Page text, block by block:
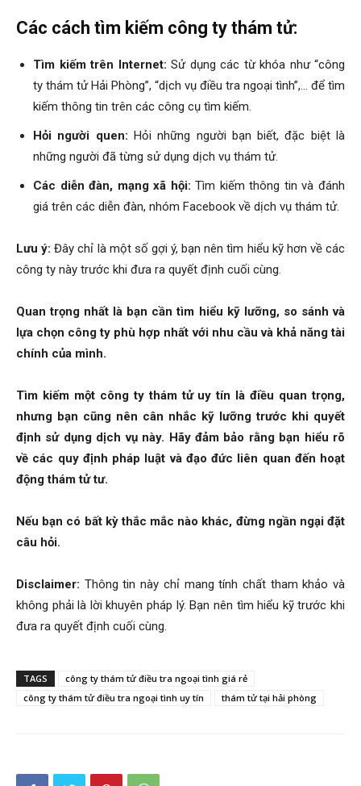
phòng,
thám
phòng,
thám
Các cách tìm kiếm công ty thám tử:
Tìm kiếm trên Internet: Sử dụng các từ khóa như “công
ty thám tử Hải Phòng”, “dịch vụ điều tra ngoại tình”,… để tìm
kiếm thông tin trên các công cụ tìm kiếm.
Hỏi người quen: Hỏi những người bạn biết, đặc biệt là
những người đã từng sử dụng dịch vụ thám tử.
Các diễn đàn, mạng xã hội: Tìm kiếm thông tin và đánh
giá trên các diễn đàn, nhóm Facebook về dịch vụ thám tử.
Lưu ý: Đây chỉ là một số gợi ý, bạn nên tìm hiểu kỹ hơn về các
công ty này trước khi đưa ra quyết định cuối cùng.
Quan trọng nhất là bạn cần tìm hiểu kỹ lưỡng, so sánh và
lựa chọn công ty phù hợp nhất với nhu cầu và khả năng tài
chính của mình.
Tìm kiếm một công ty thám tử uy tín là điều quan trọng,
nhưng bạn cũng nên cân nhắc kỹ lưỡng trước khi quyết
định sử dụng dịch vụ này. Hãy đảm bảo rằng bạn hiểu rõ
về các quy định pháp luật và đạo đức liên quan đến hoạt
động thám tử tư.
Nếu bạn có bất kỳ thắc mắc nào khác, đừng ngần ngại đặt
câu hỏi.
Disclaimer: Thông tin này chỉ mang tính chất tham khảo và
không phải là lời khuyên pháp lý. Bạn nên tìm hiểu kỹ trước khi
đưa ra quyết định cuối cùng.
TAGS
công ty thám tử điều tra ngoại tình giá rẻ
công ty thám tử điều tra ngoại tình uy tín
thám tử tại hải phòng